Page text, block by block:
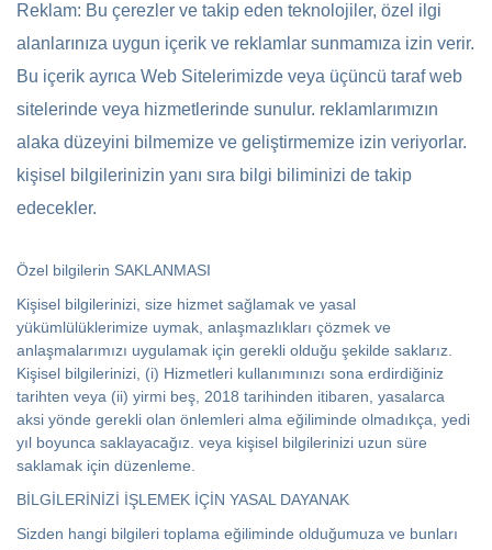
Reklam: Bu çerezler ve takip eden teknolojiler, özel ilgi
alanlarınıza uygun içerik ve reklamlar sunmamıza izin verir.
Bu içerik ayrıca Web Sitelerimizde veya üçüncü taraf web
sitelerinde veya hizmetlerinde sunulur. reklamlarımızın
alaka düzeyini bilmemize ve geliştirmemize izin veriyorlar.
kişisel bilgilerinizin yanı sıra bilgi biliminizi de takip
edecekler.
Özel bilgilerin SAKLANMASI
Kişisel bilgilerinizi, size hizmet sağlamak ve yasal
yükümlülüklerimize uymak, anlaşmazlıkları çözmek ve
anlaşmalarımızı uygulamak için gerekli olduğu şekilde saklarız.
Kişisel bilgilerinizi, (i) Hizmetleri kullanımınızı sona erdirdiğiniz
tarihten veya (ii) yirmi beş, 2018 tarihinden itibaren, yasalarca
aksi yönde gerekli olan önlemleri alma eğiliminde olmadıkça, yedi
yıl boyunca saklayacağız. veya kişisel bilgilerinizi uzun süre
saklamak için düzenleme.
BİLGİLERİNİZİ İŞLEMEK İÇİN YASAL DAYANAK
Sizden hangi bilgileri toplama eğiliminde olduğumuza ve bunları